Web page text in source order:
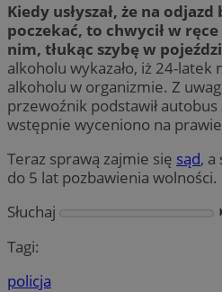
Kiedy usłyszał, że na
poczekać, to chwycił w
nim, tłukąc szybę w
alkoholu wykazało, iż 24-latek
alkoholu w organizmie. Z
przewoźnik podstawił
wstępnie wyceniono na prawie
Teraz sprawą zajmie się sąd,
do 5 lat pozbawienia wolności.
Słuchaj
Tagi:
policja